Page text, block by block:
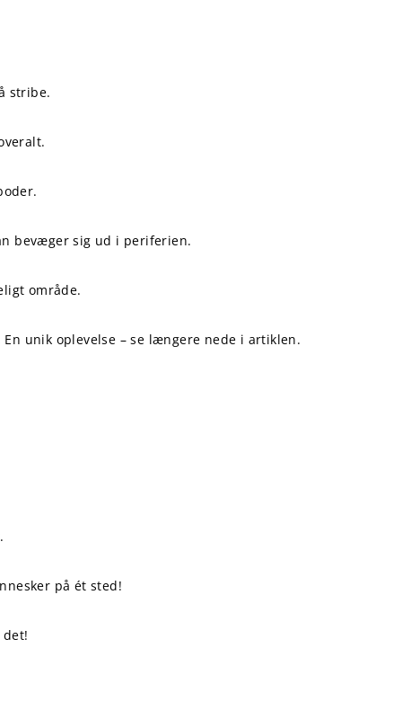
stribe.
bevæger sig ud i periferien.
område.
unik oplevelse – se længere nede i artiklen.
på ét sted!